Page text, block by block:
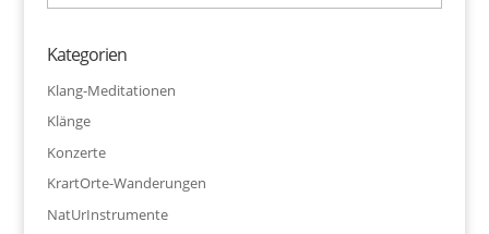
Kategorien
Klang-Meditationen
Klänge
Konzerte
KrartOrte-Wanderungen
NatUrInstrumente